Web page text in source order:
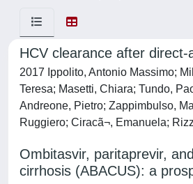
HCV clearance after
2017 Ippolito, Antonio Massimo;
Teresa; Masetti, Chiara; Tundo,
Andreone, Pietro; Zappimbulso,
Ruggiero; Ciracã¬, Emanuela;
Ombitasvir, paritaprevir,
cirrhosis (ABACUS): a